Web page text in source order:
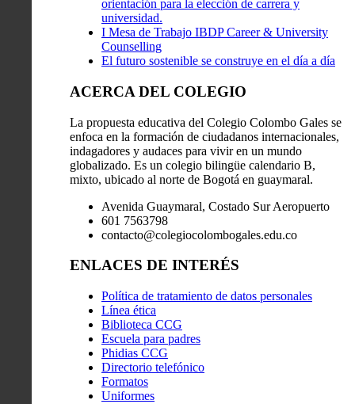
orientación para la elección de carrera y
universidad.
I Mesa de Trabajo IBDP Career & University
Counselling
El futuro sostenible se construye en el día a día
ACERCA DEL COLEGIO
La propuesta educativa del Colegio Colombo Gales se
enfoca en la formación de ciudadanos internacionales,
indagadores y audaces para vivir en un mundo
globalizado. Es un colegio bilingüe calendario B,
mixto, ubicado al norte de Bogotá en guaymaral.
Avenida Guaymaral, Costado Sur Aeropuerto
601 7563798
contacto@colegiocolombogales.edu.co
ENLACES DE INTERÉS
Política de tratamiento de datos personales
Línea ética
Biblioteca CCG
Escuela para padres
Phidias CCG
Directorio telefónico
Formatos
Uniformes